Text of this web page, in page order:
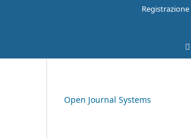
Registrazione
Open Journal Systems